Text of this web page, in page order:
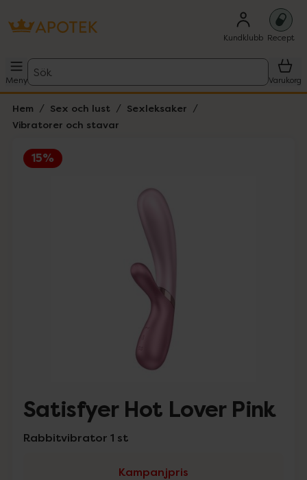
Kundklubb Recept
Meny
Sök
Varukorg
Hem Sex och lust
Sexleksaker
Vibratorer och stavar
15%
Lista: . Innehåller 4 objekt.
Satisfyer Hot Lover Pink
Rabbitvibrator 1 st
Kampanjpris